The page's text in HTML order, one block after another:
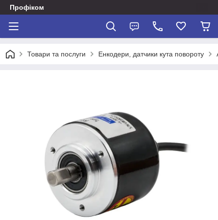
Профіком
Товари та послуги Енкодери, датчики кута повороту